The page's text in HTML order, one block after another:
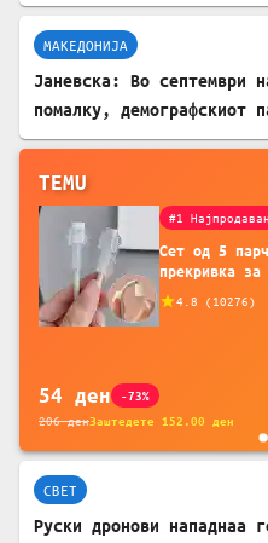
МАКЕДОНИЈА
Јаневска: Во септември
помалку, демографскиот
TEMU
#1
Сет од 5
прекривка
додатоци за
батерија, за
4.8 ( 10276)
54 ден -73%
206денЗаштедете 152.00 ден
СВЕТ
Руски дронови нападнаа